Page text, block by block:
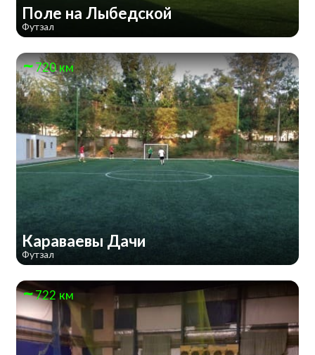
Поле на Лыбедской
Футзал
720 км
Караваевы Дачи
Футзал
722 км